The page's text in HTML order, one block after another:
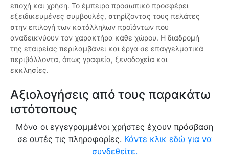
εποχή και χρήση. Το έμπειρο προσωπικό προσφέρει
εξειδικευμένες συμβουλές, στηρίζοντας τους πελάτες
στην επιλογή των κατάλληλων προϊόντων που
αναδεικνύουν τον χαρακτήρα κάθε χώρου. Η διαδρομή
της εταιρείας περιλαμβάνει και έργα σε επαγγελματικά
περιβάλλοντα, όπως γραφεία, ξενοδοχεία και
εκκλησίες.
Αξιολογήσεις από τους παρακάτω
ιστότοπους
Μόνο οι εγγεγραμμένοι χρήστες έχουν πρόσβαση
σε αυτές τις πληροφορίες. Κάντε κλικ εδώ για να
συνδεθείτε.